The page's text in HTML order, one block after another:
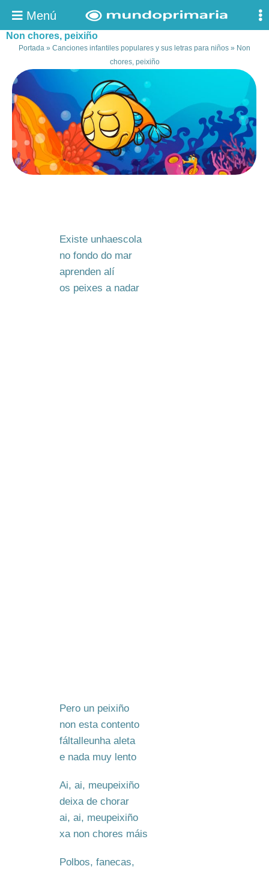
Menú
Non chores, peixiño
Portada » Canciones infantiles populares y sus letras para niños » Non
chores, peixiño
Existe unhaescola
no fondo do mar
aprenden alí
os peixes a nadar
Pero un peixiño
non esta contento
fáltalleunha aleta
e nada muy lento
Ai, ai, meupeixiño
deixa de chorar
ai, ai, meupeixiño
xa non chores máis
Polbos, fanecas,